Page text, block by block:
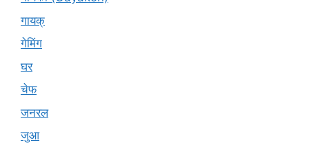
गायक्
गेमिंग
घर
चेफ
जनरल
जुआ